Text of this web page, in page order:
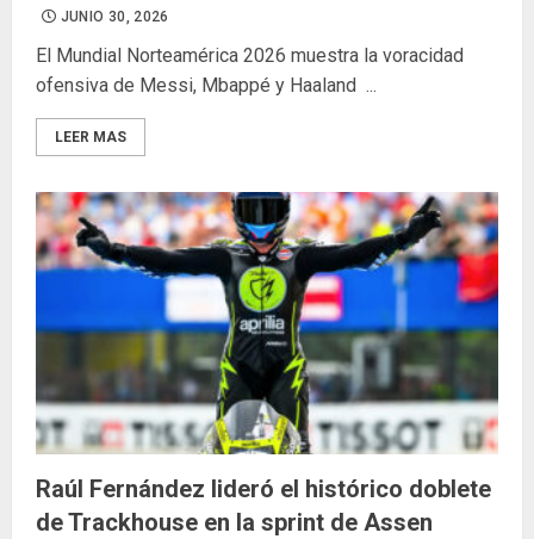
JUNIO 30, 2026
El Mundial Norteamérica 2026 muestra la voracidad
ofensiva de Messi, Mbappé y Haaland ...
LEER MAS
Raúl Fernández lideró el histórico doblete
de Trackhouse en la sprint de Assen